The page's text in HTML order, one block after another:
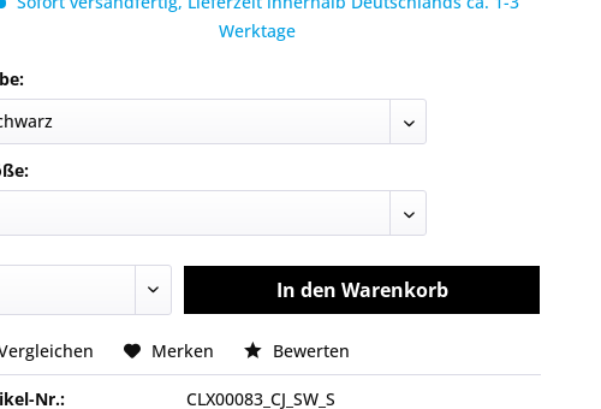
Werktage
In den Warenkorb
Merken Bewerten
Nr.:
CLX00083_CJ_SW_S